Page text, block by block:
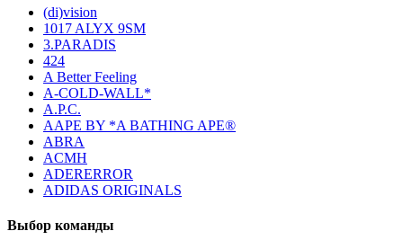
(di)vision
1017 ALYX 9SM
3.PARADIS
424
A Better Feeling
A-COLD-WALL*
A.P.C.
AAPE BY *A BATHING APE®
ABRA
ACMH
ADERERROR
ADIDAS ORIGINALS
Выбор команды